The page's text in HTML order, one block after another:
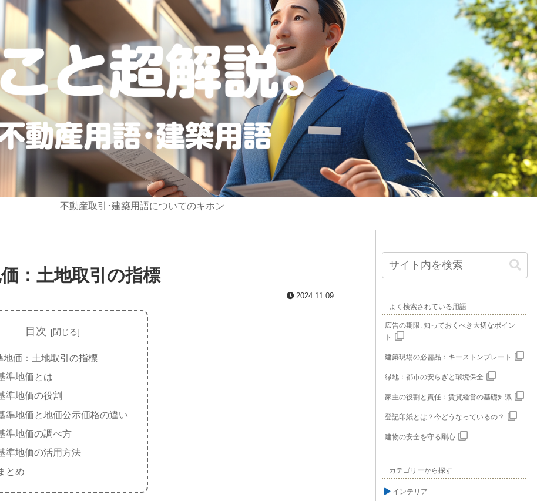
不動産取引･建築用語についてのキホン
：土地取引の指標
2024.11.09
目次
地価：土地取引の指標
準地価とは
準地価の役割
準地価と地価公示価格の違い
準地価の調べ方
準地価の活用方法
とめ
よく検索されている用語
広告の期限: 知っておくべき大切なポイン
ト
建築現場の必需品：キーストンプレート
緑地：都市の安らぎと環境保全
家主の役割と責任：賃貸経営の基礎知識
登記印紙とは？今どうなっているの？
建物の安全を守る剛心
カテゴリーから探す
インテリア